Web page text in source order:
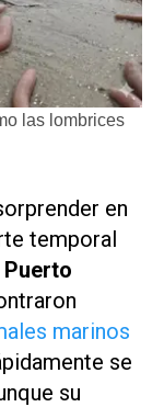
las lombrices
en
temporal
Puerto
marinos
se
su